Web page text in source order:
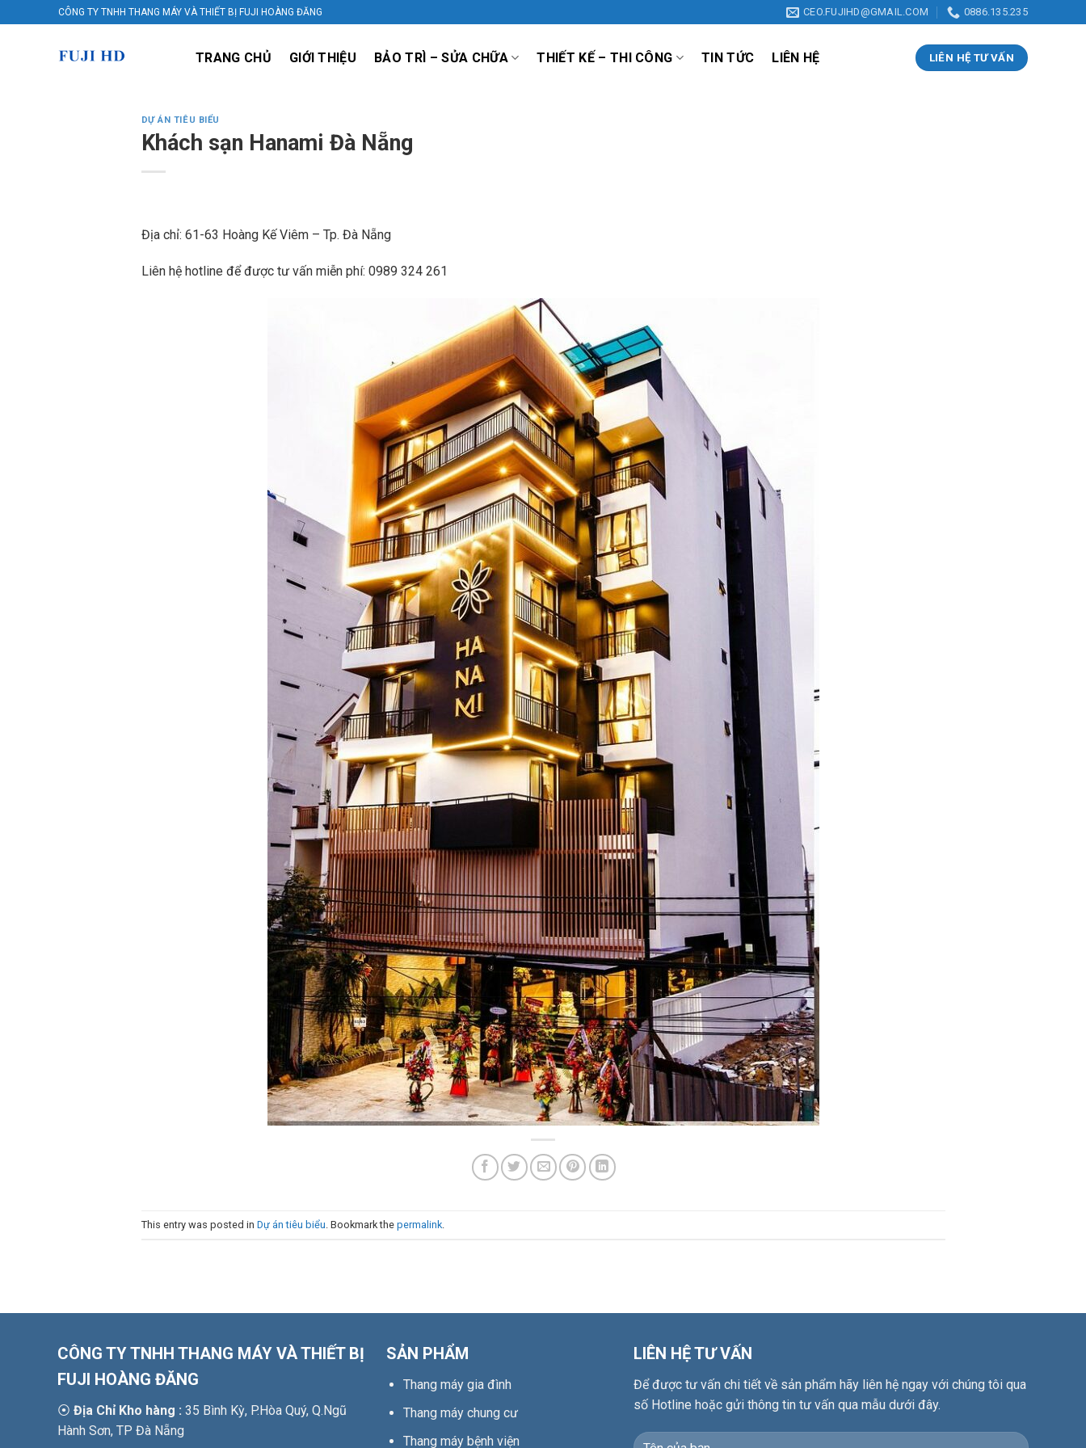
CÔNG TY TNHH THANG MÁY VÀ THIẾT BỊ FUJI HOÀNG ĐĂNG CEO.FUJIHD@GMAIL.COM 0886.135.235
TRANG CHỦ GIỚI THIỆU BẢO TRÌ – SỬA CHỮA THIẾT KẾ – THI CÔNG TIN TỨC LIÊN HỆ LIÊN HỆ TƯ VẤN
DỰ ÁN TIÊU BIỂU
Khách sạn Hanami Đà Nẵng
Địa chỉ: 61-63 Hoàng Kế Viêm – Tp. Đà Nẵng
Liên hệ hotline để được tư vấn miễn phí: 0989 324 261
This entry was posted in Dự án tiêu biểu . Bookmark the permalink.
CÔNG TY TNHH THANG MÁY VÀ THIẾT BỊ
FUJI HOÀNG ĐĂNG
⦿ Địa Chỉ Kho hàng : 35 Bình Kỳ, P.Hòa Quý, Q.Ngũ
Hành Sơn, TP Đà Nẵng
SẢN PHẨM
Thang máy gia đình
Thang máy chung cư
Thang máy bệnh viện
LIÊN HỆ TƯ VẤN
Để được tư vấn chi tiết về sản phẩm hãy liên hệ ngay với chúng tôi qua
số Hotline hoặc gửi thông tin tư vấn qua mẫu dưới đây.